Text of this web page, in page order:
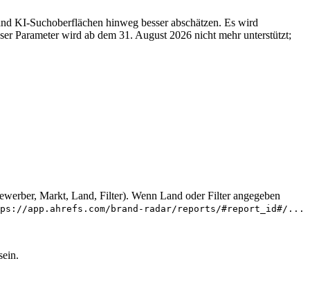
KI-Suchoberflächen hinweg besser abschätzen. Es wird
Parameter wird ab dem 31. August 2026 nicht mehr unterstützt;
Markt, Land, Filter). Wenn Land oder Filter angegeben
app.ahrefs.com/brand-radar/reports/#report_id#/...